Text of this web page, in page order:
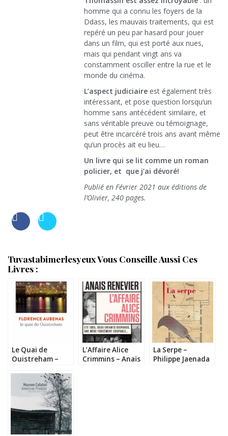
homme qui a connu les foyers de la
Ddass, les mauvais traitements, qui est
repéré un peu par hasard pour jouer
dans un film, qui est porté aux nues,
mais qui pendant vingt ans va
constamment osciller entre la rue et le
monde du cinéma.
L’aspect judiciaire est également très
intéressant, et pose question lorsqu’un
homme sans antécédent similaire, et
sans véritable preuve ou témoignage,
peut être incarcéré trois ans avant même
qu’un procès ait eu lieu…
Un livre qui se lit comme un roman
policier, et que j’ai dévoré!
Publié en Février 2021 aux éditions de
l’Olivier, 240 pages.
Tuvastabimerlesyeux Vous Conseille Aussi Ces
Livres :
Le Quai de
Ouistreham –
L’Affaire Alice
Crimmins – Anaïs
La Serpe –
Philippe Jaenada